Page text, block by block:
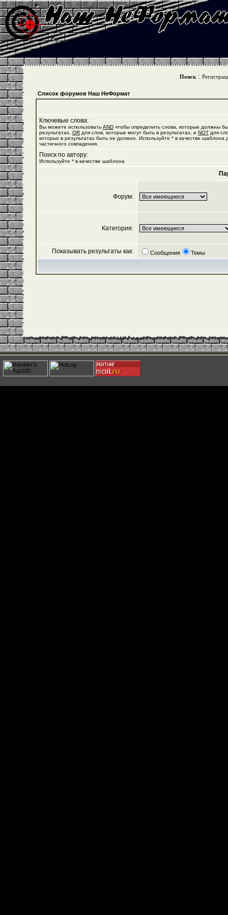
Поиск :
Список форумов Наш НеФормат
Ключевые слова:
Вы можете использовать AND чтобы определить слова, которые должны
результатах, OR для слов, которые могут быть в результатах, и NOT для
которых в результатах быть не должно. Используйте * в качестве шаблона
частичного совпадения.
Поиск по автору:
Используйте * в качестве шаблона
Форум:
Категория:
Показывать результаты как: Сообщения Темы